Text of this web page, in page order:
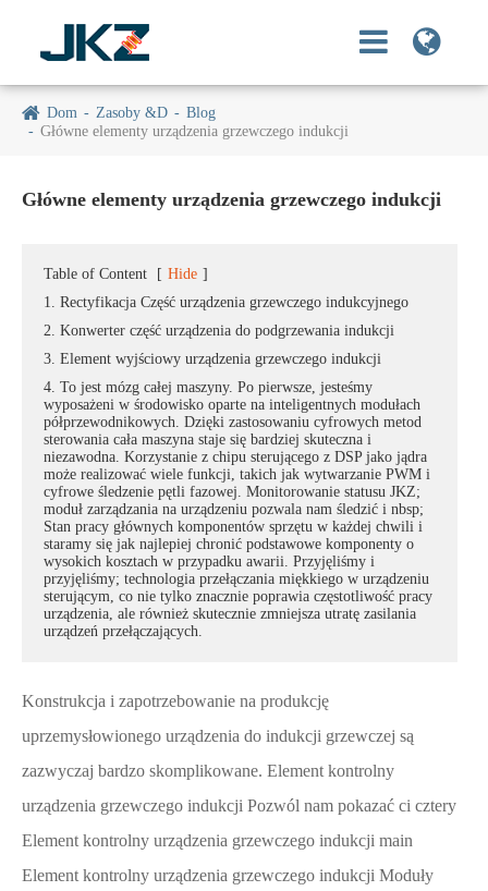
Dom Zasoby &D
Blog
Główne elementy urządzenia grzewczego indukcji
Główne elementy urządzenia grzewczego indukcji
Table of Content [ Hide ]
1. Rectyfikacja Część urządzenia grzewczego indukcyjnego
2. Konwerter część urządzenia do podgrzewania indukcji
3. Element wyjściowy urządzenia grzewczego indukcji
4. To jest mózg całej maszyny. Po pierwsze, jesteśmy
wyposażeni w środowisko oparte na inteligentnych modułach
półprzewodnikowych. Dzięki zastosowaniu cyfrowych metod
sterowania cała maszyna staje się bardziej skuteczna i
niezawodna. Korzystanie z chipu sterującego z DSP jako jądra
może realizować wiele funkcji, takich jak wytwarzanie PWM i
cyfrowe śledzenie pętli fazowej. Monitorowanie statusu JKZ;
moduł zarządzania na urządzeniu pozwala nam śledzić i nbsp;
Stan pracy głównych komponentów sprzętu w każdej chwili i
staramy się jak najlepiej chronić podstawowe komponenty o
wysokich kosztach w przypadku awarii. Przyjęliśmy i
przyjęliśmy; technologia przełączania miękkiego w urządzeniu
sterującym, co nie tylko znacznie poprawia częstotliwość pracy
urządzenia, ale również skutecznie zmniejsza utratę zasilania
urządzeń przełączających.
Konstrukcja i zapotrzebowanie na produkcję
uprzemysłowionego urządzenia do indukcji grzewczej są
zazwyczaj bardzo skomplikowane. Element kontrolny
urządzenia grzewczego indukcji Pozwól nam pokazać ci cztery
Element kontrolny urządzenia grzewczego indukcji main
Element kontrolny urządzenia grzewczego indukcji Moduły